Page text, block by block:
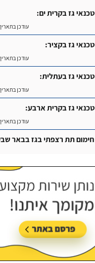
טכנאי גז בקרית ים:
עודכן
טכנאי גז בקציר:
עודכן
טכנאי גז בעתלית:
עודכן
טכנאי גז בקרית ארבע:
עודכן
חימום תת רצפתי בגז בבאר